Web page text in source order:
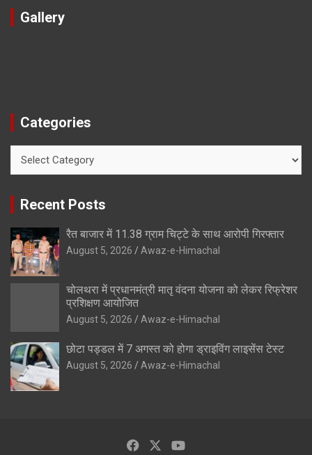
Gallery
Categories
Recent Posts
रैत बाजार में 11.38 ग्राम चिट्टे के साथ आरोपी गिरफ्तार
August 5, 2026 Awaz-e-Himachal
चोलथरा में प्रधानमंत्री मातृ वंदना योजना को लेकर रिफ्रेशर
प्रशिक्षण आयोजित
August 5, 2026 Awaz-e-Himachal
छोटा पड्डल में 7 अगस्त को होगा ड्राइविंग लाइसेंस टेस्ट
August 5, 2026 Awaz-e-Himachal